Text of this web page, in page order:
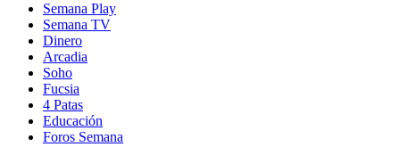
Semana Play
Semana TV
Dinero
Arcadia
Soho
in
new
window
Fucsia
in
new
window
4 Patas
Educación
Foros Semana